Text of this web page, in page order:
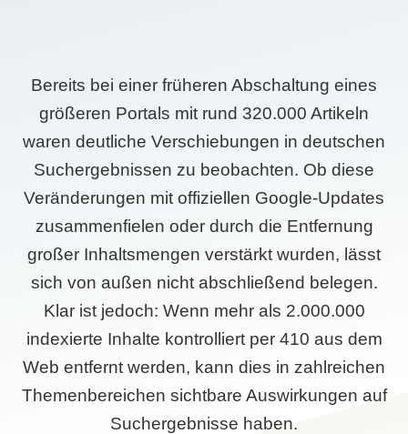
Bereits bei einer früheren Abschaltung eines
größeren Portals mit rund 320.000 Artikeln
waren deutliche Verschiebungen in deutschen
Suchergebnissen zu beobachten. Ob diese
Veränderungen mit offiziellen Google-Updates
zusammenfielen oder durch die Entfernung
großer Inhaltsmengen verstärkt wurden, lässt
sich von außen nicht abschließend belegen.
Klar ist jedoch: Wenn mehr als 2.000.000
indexierte Inhalte kontrolliert per 410 aus dem
Web entfernt werden, kann dies in zahlreichen
Themenbereichen sichtbare Auswirkungen auf
Suchergebnisse haben.